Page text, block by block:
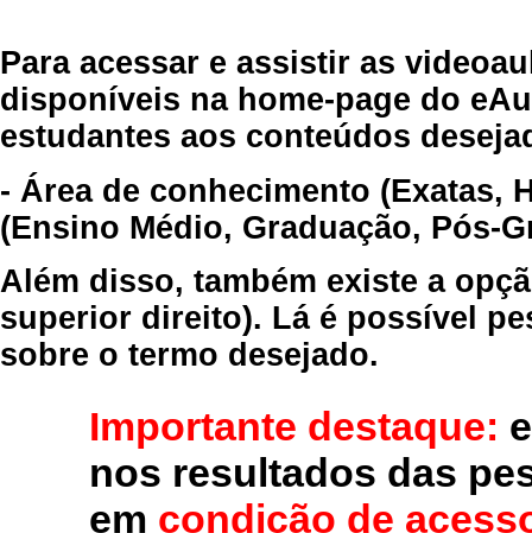
Para acessar e assistir as
disponíveis na home-page do
estudantes aos conteúdos
- Área de conhecimento (Exatas,
(Ensino Médio, Graduação, Pós-
Além disso, também existe a
superior direito). Lá é possível
sobre o termo desejado.
Importante destaque:
nos resultados das
em condição de